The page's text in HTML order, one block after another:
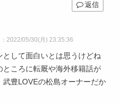
返信
2022/05/30(月) 23:35:36
して面白いとは思うけどね
ころに転厩や海外移籍話が
武豊LOVEの松島オーナーだか